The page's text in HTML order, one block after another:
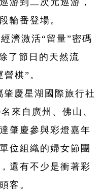
輪番登場。
濟激活“留量”密碼
了節日的天然流
棋”。
慶星湖國際旅行社
來自廣州、佛山、
肇慶參與彩燈嘉年
位組織的婦女節團
還有不少是衝著彩
客。